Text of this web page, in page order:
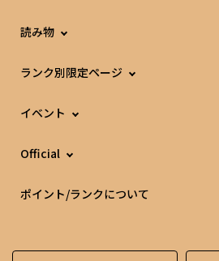
読み物
ランク別限定ページ
イベント
Official
ポイント/ランクについて